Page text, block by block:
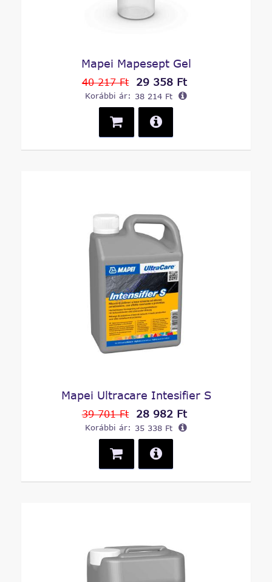
Mapei Mapesept Gel
40 217 Ft 29 358 Ft
Korábbi ár: 38 214 Ft
Mapei Ultracare Intesifier S
39 701 Ft 28 982 Ft
Korábbi ár: 35 338 Ft